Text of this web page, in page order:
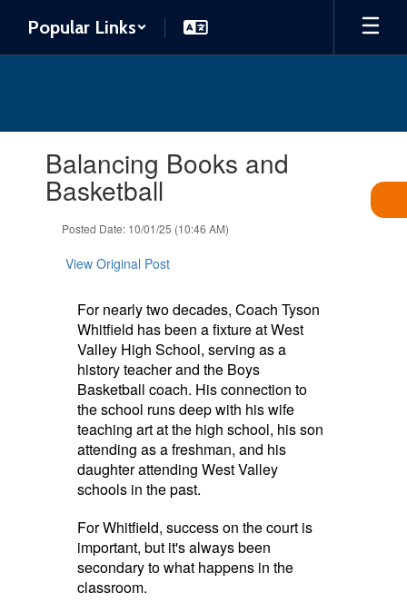
main
Popular Links
slides.Balancing Books and
Basketball
Posted Date: 10/01/25 (10:46 AM)
View Original Post
For nearly two decades, Coach Tyson
Whitfield has been a fixture at West
Valley High School, serving as a
history teacher and the Boys
Basketball coach. His connection to
the school runs deep with his wife
teaching art at the high school, his son
attending as a freshman, and his
daughter attending West Valley
schools in the past.
For Whitfield, success on the court is
important, but it's always been
secondary to what happens in the
classroom.